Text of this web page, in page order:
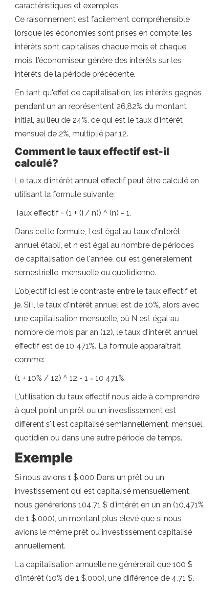
caractéristiques et exemples
Ce raisonnement est facilement compréhensible
lorsque les économies sont prises en compte: les
intérêts sont capitalisés chaque mois et chaque
mois, l'économiseur génère des intérêts sur les
intérêts de la période précédente.
En tant qu'effet de capitalisation, les intérêts gagnés
pendant un an représentent 26,82% du montant
initial, au lieu de 24%, ce qui est le taux d'intérêt
mensuel de 2%, multiplié par 12.
Comment le taux effectif est-il
calculé?
Le taux d'intérêt annuel effectif peut être calculé en
utilisant la formule suivante:
Taux effectif = (1 + (i / n)) ^ (n) - 1.
Dans cette formule, I est égal au taux d'intérêt
annuel établi, et n est égal au nombre de périodes
de capitalisation de l'année, qui est généralement
semestrielle, mensuelle ou quotidienne.
L'objectif ici est le contraste entre le taux effectif et
je. Si i, le taux d'intérêt annuel est de 10%, alors avec
une capitalisation mensuelle, où N est égal au
nombre de mois par an (12), le taux d'intérêt annuel
effectif est de 10 471%. La formule apparaîtrait
comme:
(1 + 10% / 12) ^ 12 - 1 = 10 471%.
L'utilisation du taux effectif nous aide à comprendre
à quel point un prêt ou un investissement est
différent s'il est capitalisé semiannellement, mensuel,
quotidien ou dans une autre période de temps.
Exemple
Si nous avions 1 $.000 Dans un prêt ou un
investissement qui est capitalisé mensuellement,
nous générerions 104,71 $ d'intérêt en un an (10,471%
de 1 $.000), un montant plus élevé que si nous
avions le même prêt ou investissement capitalisé
annuellement.
La capitalisation annuelle ne générerait que 100 $
d'intérêt (10% de 1 $.000), une différence de 4,71 $.